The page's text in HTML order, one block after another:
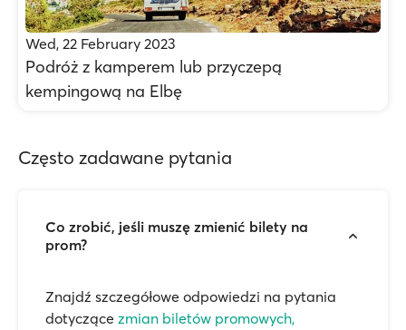
Wed, 22 February 2023
Podróż z kamperem lub przyczepą
kempingową na Elbę
Często zadawane pytania
Co zrobić, jeśli muszę zmienić bilety na
prom?
Znajdź szczegółowe odpowiedzi na pytania
dotyczące zmian biletów promowych,